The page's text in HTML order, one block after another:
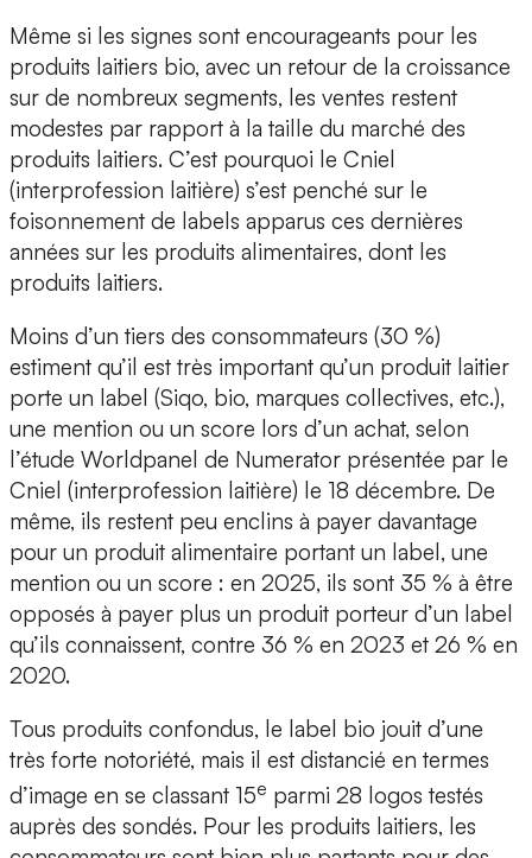
Même si les signes sont encourageants pour les
produits laitiers bio, avec un retour de la croissance
sur de nombreux segments, les ventes restent
modestes par rapport à la taille du marché des
produits laitiers. C’est pourquoi le Cniel
(interprofession laitière) s’est penché sur le
foisonnement de labels apparus ces dernières
années sur les produits alimentaires, dont les
produits laitiers.
Moins d’un tiers des consommateurs (30 %)
estiment qu’il est très important qu’un produit laitier
porte un label (Siqo, bio, marques collectives, etc.),
une mention ou un score lors d’un achat, selon
l’étude Worldpanel de Numerator présentée par le
Cniel (interprofession laitière) le 18 décembre. De
même, ils restent peu enclins à payer davantage
pour un produit alimentaire portant un label, une
mention ou un score : en 2025, ils sont 35 % à être
opposés à payer plus un produit porteur d’un label
qu’ils connaissent, contre 36 % en 2023 et 26 % en
2020.
Tous produits confondus, le label bio jouit d’une
très forte notoriété, mais il est distancié en termes
d’image en se classant 15e parmi 28 logos testés
auprès des sondés. Pour les produits laitiers, les